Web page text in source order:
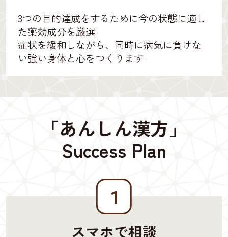
3つの目的達成をするために今の状態に適し
た薬効成分を厳選
症状を緩和しながら、同時に病気に負けな
い強い身体と心をつくります
「あんしん漢方」
Success Plan
１
スマホで相談